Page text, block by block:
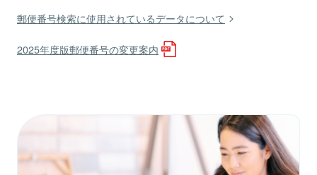
郵便番号検索に使用されているデータについて
2025年度版郵便番号の変更案内